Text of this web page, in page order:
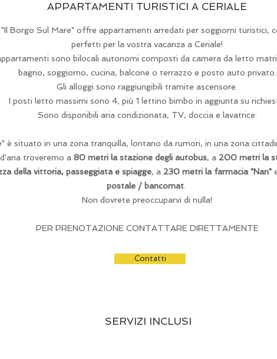
APPARTAMENTI TURISTICI A CERIALE
"Il Borgo Sul Mare" offre appartamenti arredati per soggiorni turistici,
perfetti per la vostra vacanza a Ceriale!
sono bilocali autonomi composti da camera da letto
bagno, soggiorno, cucina, balcone o terrazzo e posto auto privato.
Gli alloggi sono raggiungibili tramite ascensore.
I posti letto massimi sono 4, più 1 lettino bimbo in aggiunta su
Sono disponibili aria condizionata, TV, doccia e lavatrice.
è situato in una zona tranquilla, lontano da rumori, in una zona
troveremo a 80 metri la stazione degli autobus, a 200 metri la
della vittoria, passeggiata e spiagge, a 230 metri la farmacia "Nan"
postale / bancomat.
Non dovrete preoccuparvi di nulla!
PER PRENOTAZIONE CONTATTARE DIRETTAMENTE
Contatti
SERVIZI INCLUSI